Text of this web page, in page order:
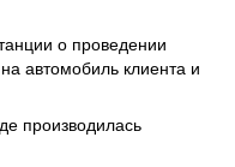
о проведении
автомобиль клиента и
производилась